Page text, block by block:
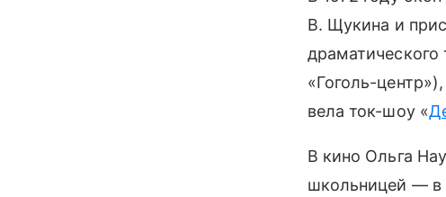
В. Щукина и
драматического
«Гоголь-
вела ток-шоу «
В кино Ольга
школьницей — в